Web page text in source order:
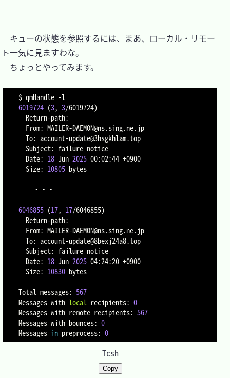
キューの状態を参照するには、まあ、ローカル・リモー
ト一気に見ますわな。
ちょっとやってみます。
$ qmHandle -l
6019724 (3, 3/6019724)
  To: account-update@3hsgkhlam.top
  Subject: failure notice
  Date:
18 Jun 2025 00:02:44 +0900
  Size:
10805 bytes
6046855 (17, 17/6046855)
  To: account-update@8bexj24a8.top
  Subject: failure notice
  Date:
18 Jun 2025 04:24:20 +0900
  Size:
10830 bytes
Total messages: 567
Messages with local recipients: 0
Messages with remote recipients: 567
Messages with bounces: 0
Messages in preprocess: 0
Tcsh
Copy